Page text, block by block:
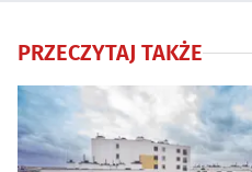
PRZECZYTAJ TAKŻE